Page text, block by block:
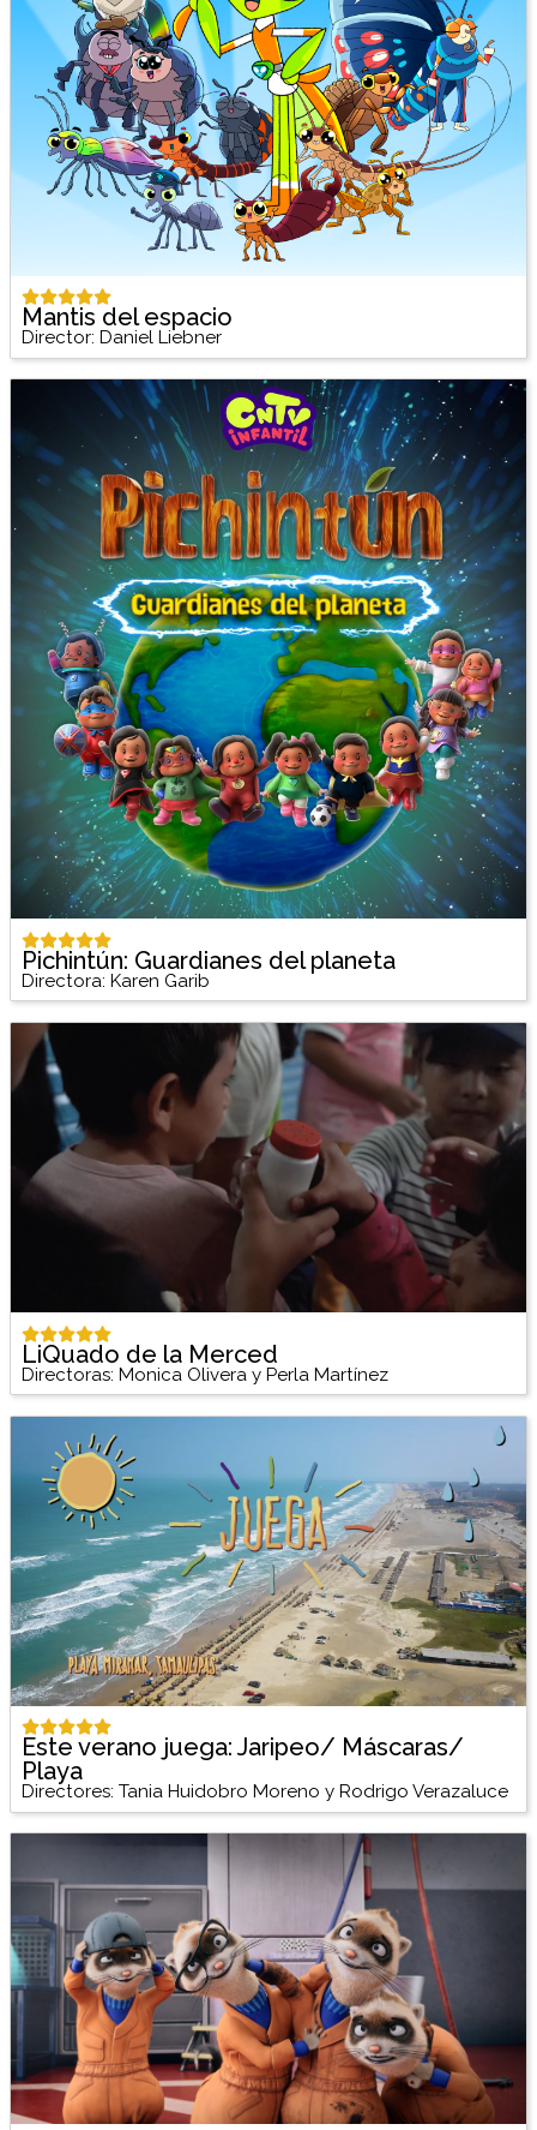
Mantis del espacio
Director: Daniel Liebner
Pichintún: Guardianes del planeta
Directora: Karen Garib
LiQuado de la Merced
Directoras: Monica Olivera y Perla Martínez
Este verano juega: Jaripeo/ Máscaras/
Playa
Directores: Tania Huidobro Moreno y Rodrigo Verazaluce